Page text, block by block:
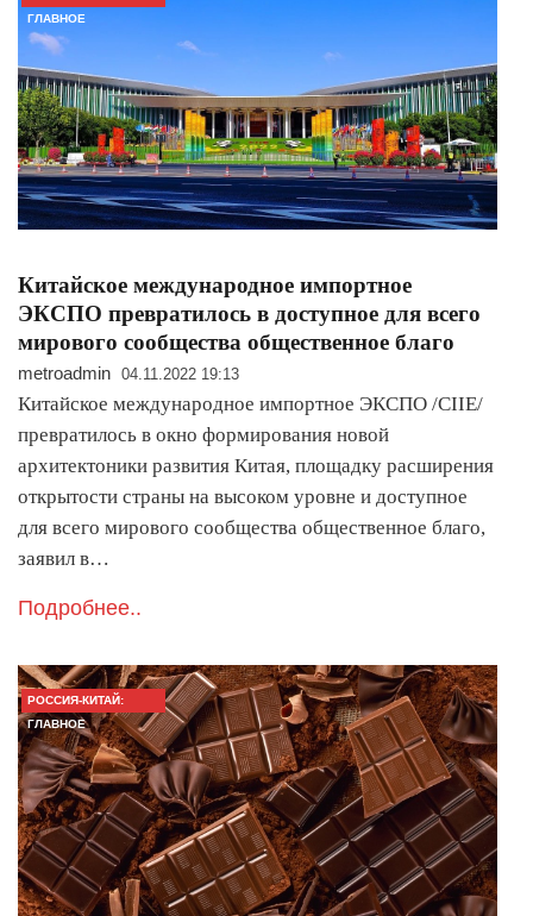
ГЛАВНОЕ
Китайское международное импортное
ЭКСПО превратилось в доступное для всего
мирового сообщества общественное благо
metroadmin 04.11.2022 19:13
Китайское международное импортное ЭКСПО /CIIE/
превратилось в окно формирования новой
архитектоники развития Китая, площадку расширения
открытости страны на высоком уровне и доступное
для всего мирового сообщества общественное благо,
заявил в…
Подробнее..
РОССИЯ-КИТАЙ:
ГЛАВНОЕ